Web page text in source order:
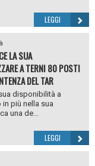
LEGGI
LA SUA
A TERNI 80 POSTI
DEL TAR
disponibilità a
più nella sua
una de...
LEGGI